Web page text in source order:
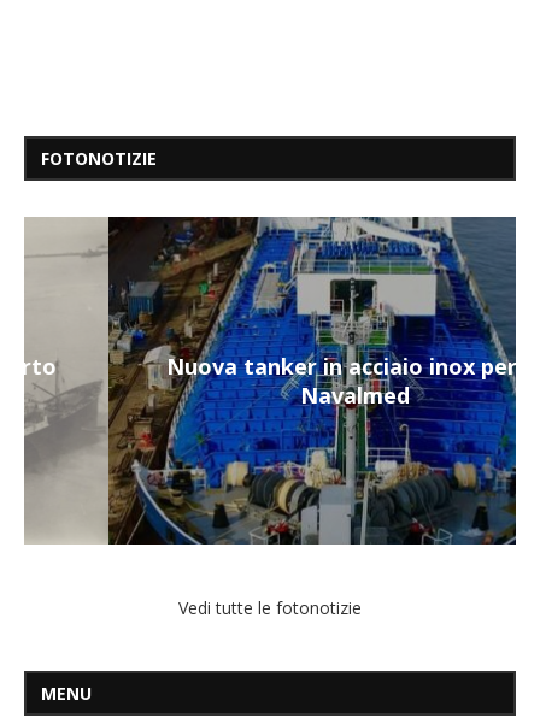
FOTONOTIZIE
Nuova tanker in acciaio inox per la
Navalmed
Vedi tutte le fotonotizie
MENU